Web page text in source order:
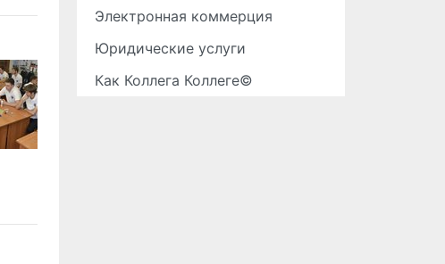
Электронная коммерция
Юридические услуги
Как Коллега Коллеге©